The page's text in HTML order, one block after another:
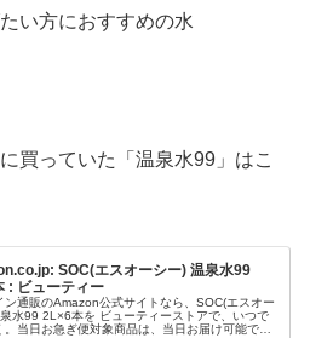
い方におすすめの水
買っていた「温泉水99」はこ
SOC(エスオーシー) 温泉水99
: ビューティー
ン通販のAmazon公式サイトなら、SOC(エスオー
水99 2L×6本を ビューティーストアで、いつで
。当日お急ぎ便対象商品は、当日お届け可能で